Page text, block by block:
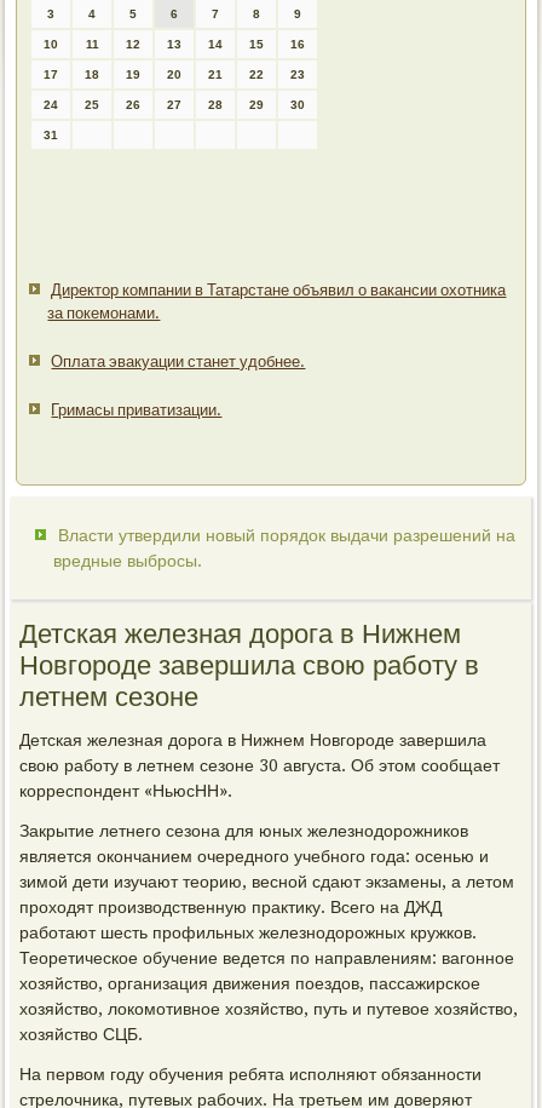
3 4 5 6 7 8 9
10 11 12 13 14 15 16
17 18 19 20 21 22 23
24 25 26 27 28 29 30
31
Директор компании в Татарстане объявил о вакансии охотника
за покемонами.
Оплата эвакуации станет удобнее.
Гримасы приватизации.
Власти утвердили новый порядок выдачи разрешений на
вредные выбросы.
Детская железная дорога в Нижнем
Новгороде завершила свою работу в
летнем сезоне
Детская железная дорога в Нижнем Новгороде завершила
свою работу в летнем сезоне 30 августа. Об этом сообщает
корреспондент «НьюсНН».
Закрытие летнего сезона для юных железнодорожников
является окончанием очередного учебного года: осенью и
зимой дети изучают теорию, весной сдают экзамены, а летом
проходят производственную практику. Всего на ДЖД
работают шесть профильных железнодорожных кружков.
Теоретическое обучение ведется по направлениям: вагонное
хозяйство, организация движения поездов, пассажирское
хозяйство, локомотивное хозяйство, путь и путевое хозяйство,
хозяйство СЦБ.
На первом году обучения ребята исполняют обязанности
стрелочника, путевых рабочих. На третьем им доверяют